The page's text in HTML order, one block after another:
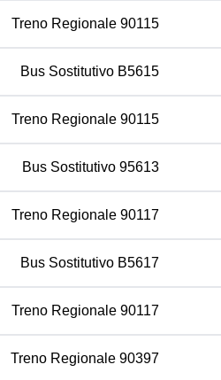
Treno Regionale 90115
Bus Sostitutivo B5615
Treno Regionale 90115
Bus Sostitutivo 95613
Treno Regionale 90117
Bus Sostitutivo B5617
Treno Regionale 90117
Treno Regionale 90397